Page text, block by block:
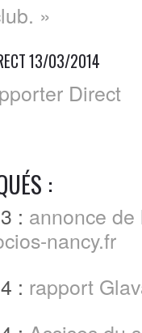
»
13/03/2014
Direct
:
: annonce
nancy.fr
: rapport